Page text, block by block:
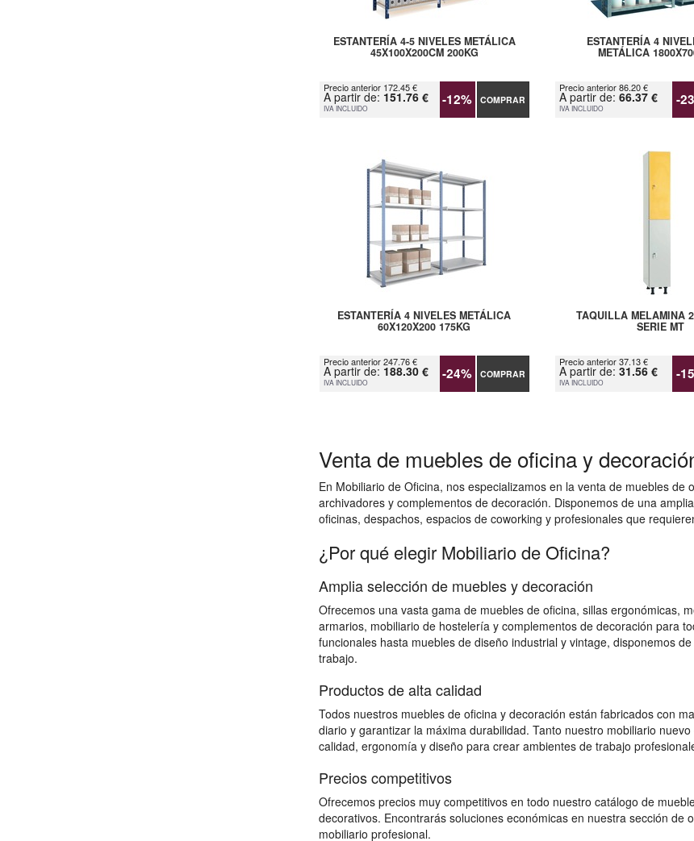
ESTANTERÍA 4-5 NIVELES METÁLICA
45X100X200CM 200KG
Precio anterior 172.45 €
A partir de: 151.76 €
IVA INCLUIDO -12% COMPRAR
ESTANTERÍA 4
METÁLICA
Precio anterior 86.20 €
A partir de: 66.37 €
IVA INCLUIDO -
ESTANTERÍA 4 NIVELES METÁLICA
60X120X200 175KG
Precio anterior 247.76 €
A partir de: 188.30 €
IVA INCLUIDO -24% COMPRAR
TAQUILLA MELAMINA
SERIE MT
Precio anterior 37.13 €
A partir de: 31.56 €
IVA INCLUIDO -
Venta de muebles de oficina y
En Mobiliario de Oficina, nos especializamos en la venta de muebles
archivadores y complementos de decoración. Disponemos de una
oficinas, despachos, espacios de coworking y profesionales que
¿Por qué elegir Mobiliario de Oficina?
Amplia selección de muebles y decoración
Ofrecemos una vasta gama de muebles de oficina, sillas ergonómicas,
armarios, mobiliario de hostelería y complementos de decoración para
funcionales hasta muebles de diseño industrial y vintage, disponemos
trabajo.
Productos de alta calidad
Todos nuestros muebles de oficina y decoración están fabricados con
diario y garantizar la máxima durabilidad. Tanto nuestro mobiliario
calidad, ergonomía y diseño para crear ambientes de trabajo
Precios competitivos
Ofrecemos precios muy competitivos en todo nuestro catálogo de
decorativos. Encontrarás soluciones económicas en nuestra sección
mobiliario profesional.